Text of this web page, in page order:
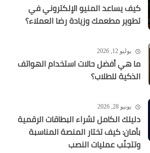
كيف يساعد المنيو الإلكتروني في
تطوير مطعمك وزيادة رضا العملاء؟
يوليو 12, 2026
ما هي أفضل حالات استخدام الهواتف
الذكية للطلاب؟
يونيو 28, 2026
دليلك الكامل لشراء البطاقات الرقمية
بأمان: كيف تختار المنصة المناسبة
وتتجنّب عمليات النصب